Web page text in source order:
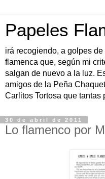
Papeles
irá recogiendo, a golpes
flamenca que, según mi
salgan de nuevo a la luz.
amigos de la Peña
Carlitos Tortosa que tantas
30 de abril de 2011
Lo flamenco por